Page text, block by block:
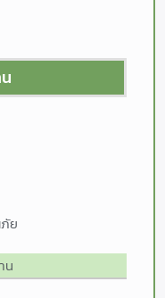
ย
น